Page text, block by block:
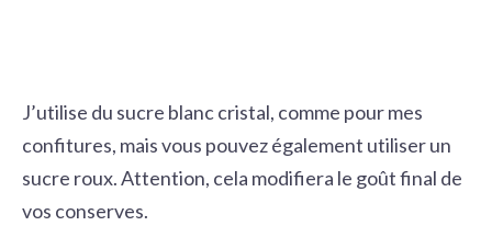
J’utilise du sucre blanc cristal, comme pour mes
confitures, mais vous pouvez également utiliser un
sucre roux. Attention, cela modifiera le goût final de
vos conserves.